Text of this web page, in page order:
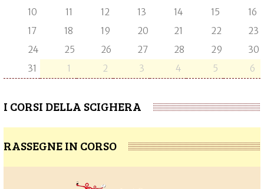
10
11 12 13 14 15
16
17
18 19 20 21 22
23
24
25 26 27 28 29
30
31
1 2 3 4 5 6
I CORSI DELLA SCIGHERA
RASSEGNE IN CORSO